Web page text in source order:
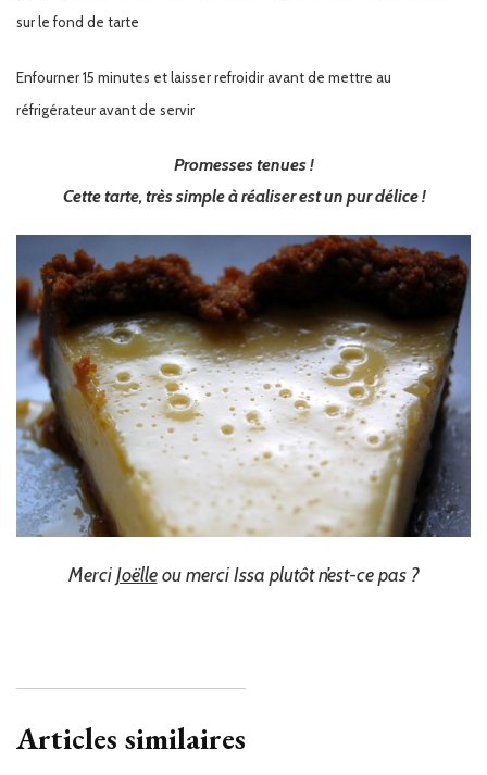
sur le fond de tarte
Enfourner 15 minutes et laisser refroidir avant de mettre au
réfrigérateur avant de servir
Promesses tenues !
Cette tarte, très simple à réaliser est un pur délice !
MerciJoëlleou merci Issa plutôt n’est-ce pas ?
Articles similaires